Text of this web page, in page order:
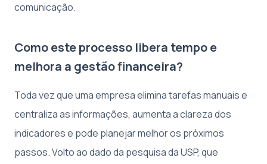
comunicação.
Como este processo libera tempo e
melhora a gestão financeira?
Toda vez que uma empresa elimina tarefas manuais e
centraliza as informações, aumenta a clareza dos
indicadores e pode planejar melhor os próximos
passos. Volto ao dado da pesquisa da USP, que